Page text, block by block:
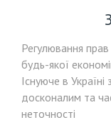
Регулювання
будь-якої
Існуюче в
досконалим та
неточності